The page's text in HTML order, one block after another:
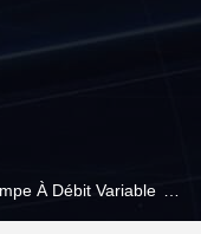
À Débit Variable